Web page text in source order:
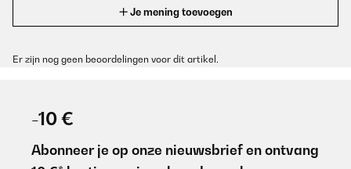
Je mening toevoegen
Er zijn nog geen beoordelingen voor dit artikel.
-10 €
Abonneer je op onze nieuwsbrief en ontvang